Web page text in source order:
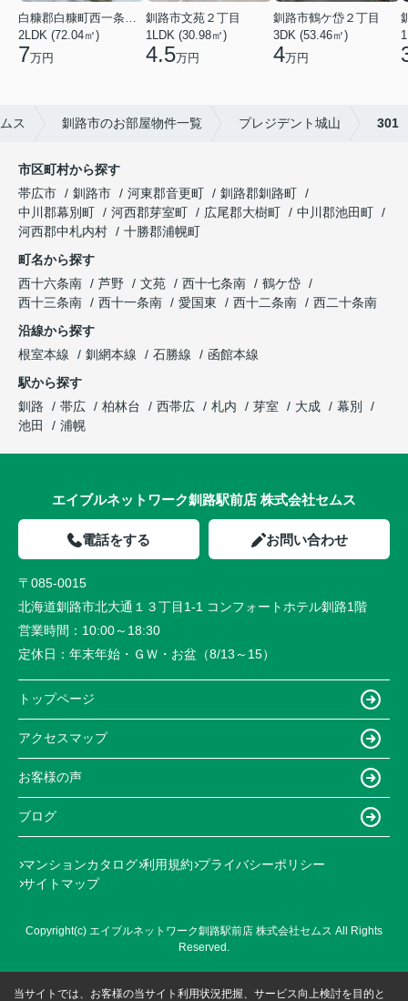
2LDK (72.04㎡)
7万円
釧路市文苑２丁目
1LDK (30.98㎡)
4.5万円
釧路市鶴ケ岱２丁目
3DK (53.46㎡)
4万円
ス 釧路市のお部屋物件一覧 プレジデント城山 301
市区町村から探す
帯広市
釧路市 河東郡音更町
釧路郡釧路町
中川郡幕別町
河西郡芽室町 広尾郡大樹町
中川郡池田町
河西郡中札内村
十勝郡浦幌町
町名から探す
西十六条南
芦野 文苑 西十七条南
鶴ケ岱
西十三条南
西十一条南 愛国東 西十二条南
西二十条南
沿線から探す
根室本線
釧網本線 石勝線
函館本線
駅から探す
釧路
帯広 柏林台 西帯広 札内 芽室 大成
幕別
池田
浦幌
エイブルネットワーク釧路駅前店 株式会社セムス
電話をする お問い合わせ
〒085-0015
北海道釧路市北大通１３丁目1-1 コンフォートホテル釧路1階
営業時間： 10:00～18:30
定休日： 年末年始・ＧＷ・お盆（8/13～15）
トップページ
アクセスマップ
お客様の声
ブログ
マンションカタログ 利用規約 プライバシーポリシー
サイトマップ
Copyright(c) エイブルネットワーク釧路駅前店 株式会社セムス All Rights
Reserved.
当サイトでは、お客様の当サイト利用状況把握、サービス向上検討を目的と